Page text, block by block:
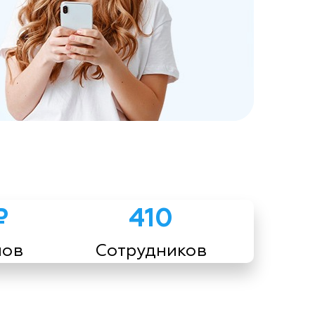
410
Сотрудников